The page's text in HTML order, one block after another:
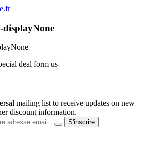
displayNone
deal form us
mailing list to receive updates on new
discount information.
S'inscrire